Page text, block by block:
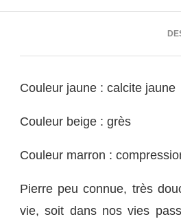
Couleur jaune : calcite jaune
Couleur beige : grès
Couleur marron :
Pierre peu connue, très
vie, soit dans nos vies